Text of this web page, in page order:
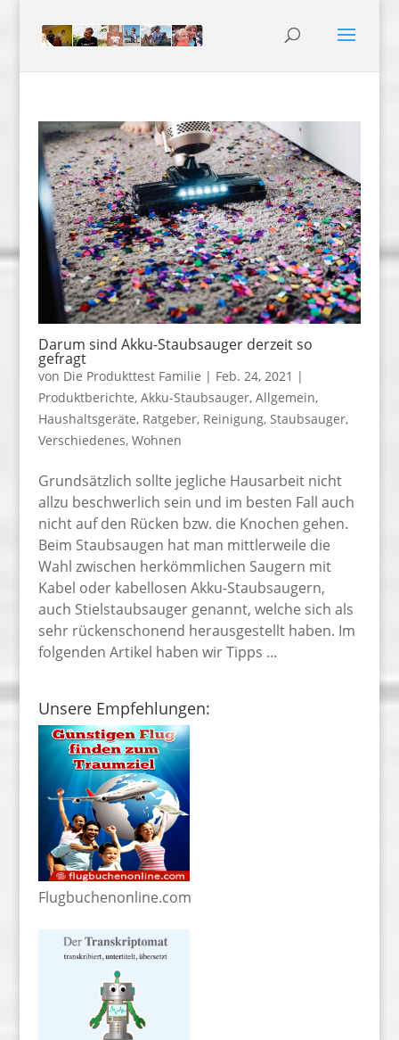
Darum sind Akku-Staubsauger derzeit so
gefragt
von Die Produkttest Familie | Feb. 24, 2021 |
Produktberichte, Akku-Staubsauger, Allgemein,
Haushaltsgeräte, Ratgeber, Reinigung, Staubsauger,
Verschiedenes, Wohnen
Grundsätzlich sollte jegliche Hausarbeit nicht
allzu beschwerlich sein und im besten Fall auch
nicht auf den Rücken bzw. die Knochen gehen.
Beim Staubsaugen hat man mittlerweile die
Wahl zwischen herkömmlichen Saugern mit
Kabel oder kabellosen Akku-Staubsaugern,
auch Stielstaubsauger genannt, welche sich als
sehr rückenschonend herausgestellt haben. Im
folgenden Artikel haben wir Tipps …
Unsere Empfehlungen:
Flugbuchenonline.com